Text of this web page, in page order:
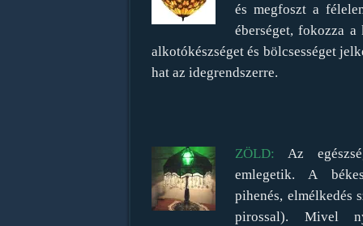
és megfoszt a
éberséget, fokozza a
alkotókészséget és bölcsességet
hat az idegrendszerre.
ZÖLD:
Az
emlegetik. A
pihenés, elmélkedés
pirossal). Mivel